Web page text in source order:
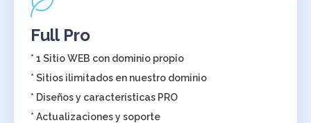
Full Pro
* 1 Sitio WEB con dominio propio
* Sitios ilimitados en nuestro dominio
* Diseños y características PRO
* Actualizaciones y soporte